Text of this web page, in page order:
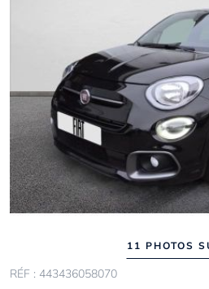
11 PHOTOS
RÉF : 443436058070